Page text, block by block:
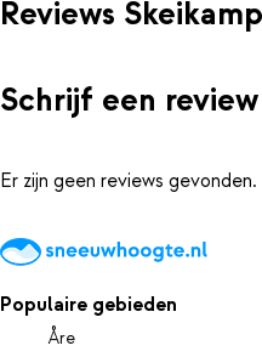
Reviews
Schrijf een
Er zijn geen reviews gevonden.
Populaire gebieden
Åre